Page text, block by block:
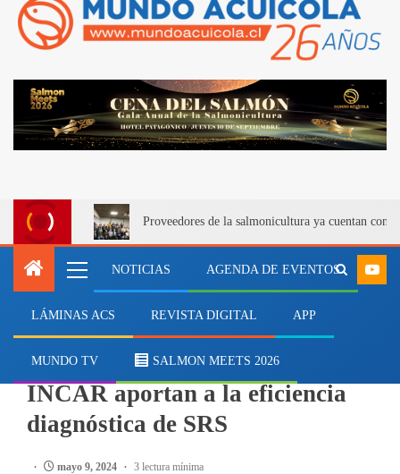
Proveedores de la salmonicultura ya cuentan con
NOTICIAS AGENDA DE EVENTOS
LÁMINAS ACS REVISTA DIGITAL APP
MUNDO TV SALMON MEETS 2026
Policy Brief: Investigadores
INCAR aportan a la eficiencia
diagnóstica de SRS
mayo 9, 2024 3 lectura mínima